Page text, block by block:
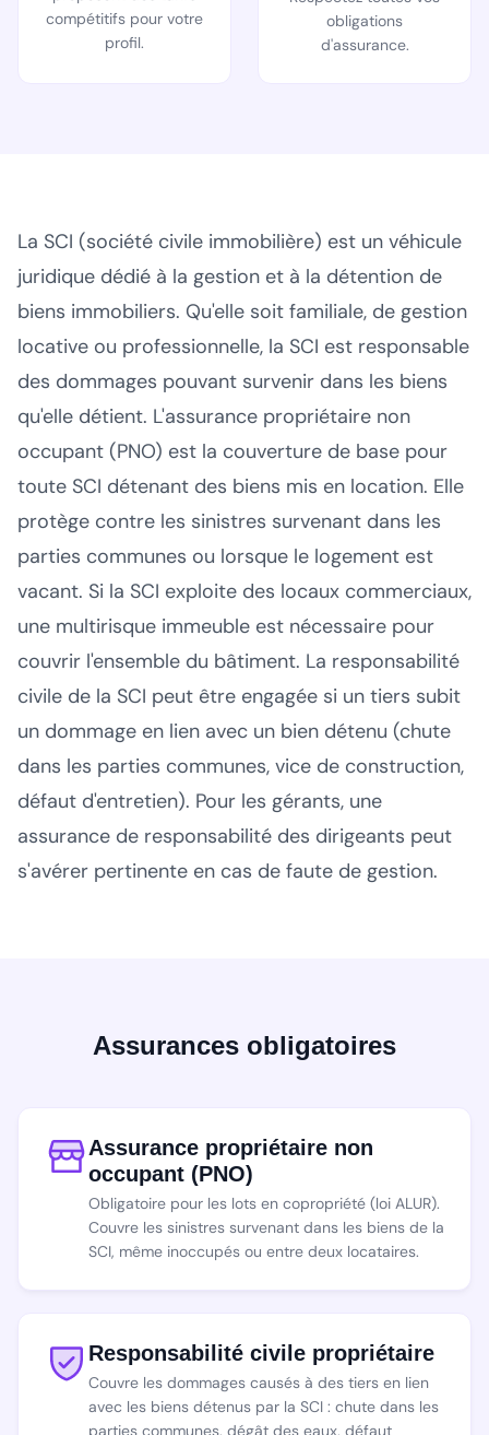
compétitifs pour votre
profil.
obligations
d'assurance.
La SCI (société civile immobilière) est un véhicule
juridique dédié à la gestion et à la détention de
biens immobiliers. Qu'elle soit familiale, de gestion
locative ou professionnelle, la SCI est responsable
des dommages pouvant survenir dans les biens
qu'elle détient. L'assurance propriétaire non
occupant (PNO) est la couverture de base pour
toute SCI détenant des biens mis en location. Elle
protège contre les sinistres survenant dans les
parties communes ou lorsque le logement est
vacant. Si la SCI exploite des locaux commerciaux,
une multirisque immeuble est nécessaire pour
couvrir l'ensemble du bâtiment. La responsabilité
civile de la SCI peut être engagée si un tiers subit
un dommage en lien avec un bien détenu (chute
dans les parties communes, vice de construction,
défaut d'entretien). Pour les gérants, une
assurance de responsabilité des dirigeants peut
s'avérer pertinente en cas de faute de gestion.
Assurances obligatoires
Assurance propriétaire non
occupant (PNO)
Obligatoire pour les lots en copropriété (loi ALUR).
Couvre les sinistres survenant dans les biens de la
SCI, même inoccupés ou entre deux locataires.
Responsabilité civile propriétaire
Couvre les dommages causés à des tiers en lien
avec les biens détenus par la SCI : chute dans les
parties communes, dégât des eaux, défaut